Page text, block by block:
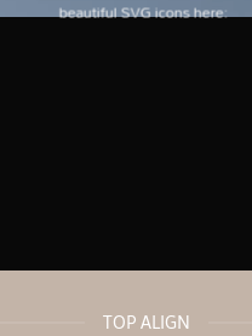
beautiful SVG icons here:
TOP ALIGN